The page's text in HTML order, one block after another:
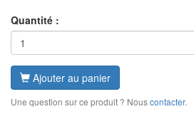
Quantité :
Ajouter au panier
Une question sur ce produit ? Nouscontacter.